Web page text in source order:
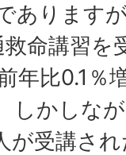
あります
命講習を
年比0.1％
しかしな
が受講さ